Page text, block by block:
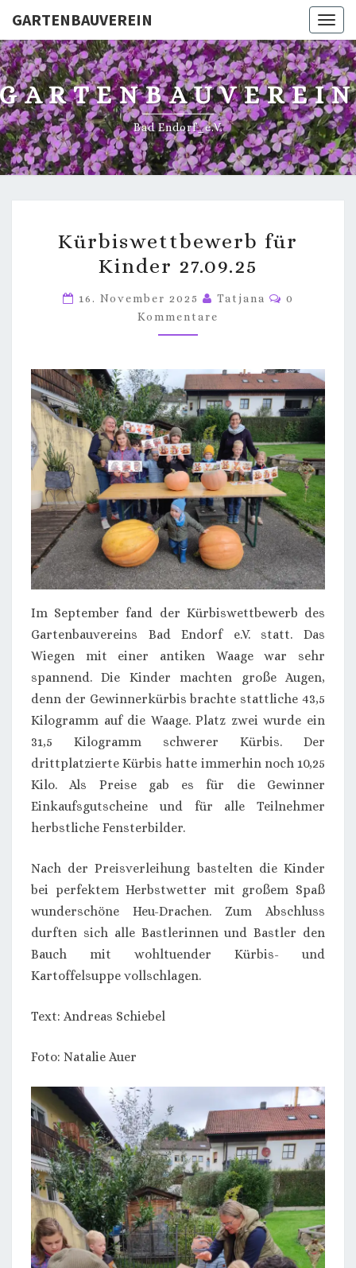
GARTENBAUVEREIN
Bad Endorf_e.V.
FÜR
KINDER
Kürbiswettbewerb für
Kinder 27.09.25
16. November 2025 Tatjana
0
Kommentare
Im September fand der Kürbiswettbewerb des
Gartenbauvereins Bad Endorf e.V. statt. Das
Wiegen mit einer antiken Waage war sehr
spannend. Die Kinder machten große Augen,
denn der Gewinnerkürbis brachte stattliche 43,5
Kilogramm auf die Waage. Platz zwei wurde ein
31,5 Kilogramm schwerer Kürbis. Der
drittplatzierte Kürbis hatte immerhin noch 10,25
Kilo. Als Preise gab es für die Gewinner
Einkaufsgutscheine und für alle Teilnehmer
herbstliche Fensterbilder.
Nach der Preisverleihung bastelten die Kinder
bei perfektem Herbstwetter mit großem Spaß
wunderschöne Heu-Drachen. Zum Abschluss
durften sich alle Bastlerinnen und Bastler den
Bauch mit wohltuender Kürbis- und
Kartoffelsuppe vollschlagen.
Text: Andreas Schiebel
Foto: Natalie Auer